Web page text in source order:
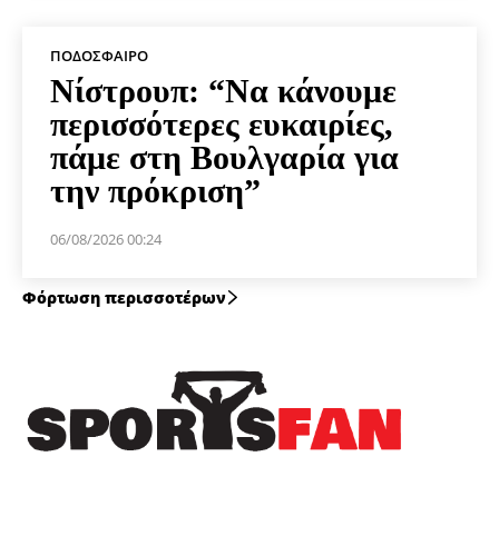
ΠΟΔΌΣΦΑΙΡΟ
Νίστρουπ: “Να κάνουμε
περισσότερες ευκαιρίες,
πάμε στη Βουλγαρία για
την πρόκριση”
06/08/2026 00:24
Φόρτωση περισσοτέρων